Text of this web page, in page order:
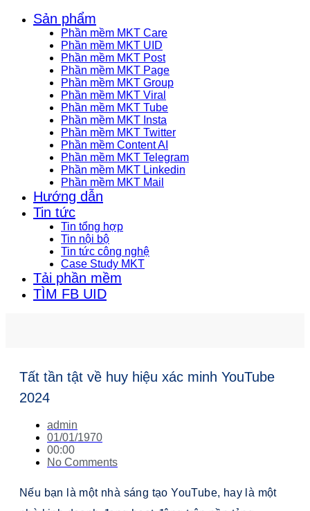
Sản phẩm
Phần mềm MKT Care
Phần mềm MKT UID
Phần mềm MKT Post
Phần mềm MKT Page
Phần mềm MKT Group
Phần mềm MKT Viral
Phần mềm MKT Tube
Phần mềm MKT Insta
Phần mềm MKT Twitter
Phần mềm Content AI
Phần mềm MKT Telegram
Phần mềm MKT Linkedin
Phần mềm MKT Mail
Hướng dẫn
Tin tức
Tin tổng hợp
Tin nội bộ
Tin tức công nghệ
Case Study MKT
Tải phần mềm
TÌM FB UID
Tất tần tật về huy hiệu xác minh YouTube
2024
admin
01/01/1970
00:00
No Comments
Nếu bạn là một nhà sáng tạo YouTube, hay là một